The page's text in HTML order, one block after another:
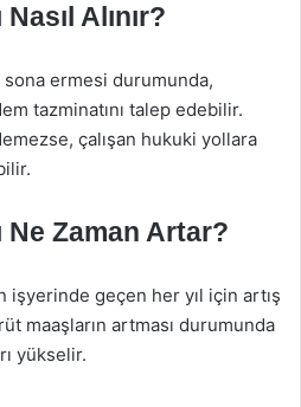
Alınır?
ermesi durumunda,
tazminatını talep edebilir.
çalışan hukuki yollara
Ne Zaman Artar?
işyerinde geçen her yıl için artış
maaşların artması durumunda
yükselir.